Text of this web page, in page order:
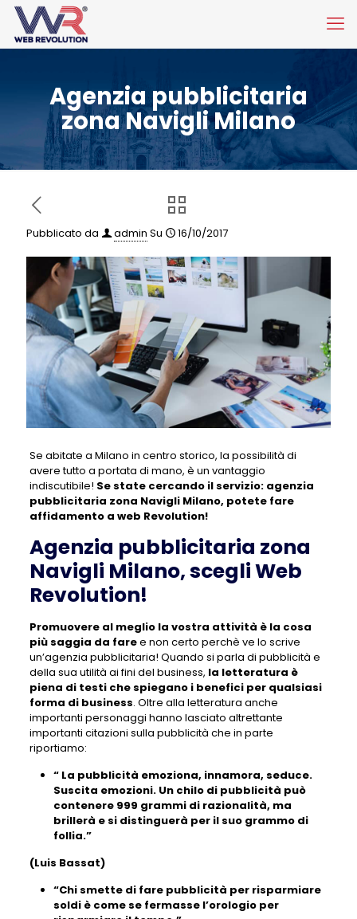
Agenzia pubblicitaria
zona Navigli Milano
Pubblicato da admin Su 16/10/2017
Se abitate a Milano in centro storico, la possibilità di
avere tutto a portata di mano, è un vantaggio
indiscutibile! Se state cercando il servizio: agenzia
pubblicitaria zona Navigli Milano, potete fare
affidamento a web Revolution!
Agenzia pubblicitaria zona
Navigli Milano, scegli Web
Revolution!
Promuovere al meglio la vostra attività è la cosa
più saggia da faree non certo perchè ve lo scrive
un’agenzia pubblicitaria! Quando si parla di pubblicità e
della sua utilità ai fini del business, la letteratura è
piena di testi che spiegano i benefici per qualsiasi
forma di business. Oltre alla letteratura anche
importanti personaggi hanno lasciato altrettante
importanti citazioni sulla pubblicità che in parte
riportiamo:
“ La pubblicità emoziona, innamora, seduce.
Suscita emozioni. Un chilo di pubblicità può
contenere 999 grammi di razionalità, ma
brillerà e si distinguerà per il suo grammo di
follia.”
(Luis Bassat)
“Chi smette di fare pubblicità per risparmiare
soldi è come se fermasse l’orologio per